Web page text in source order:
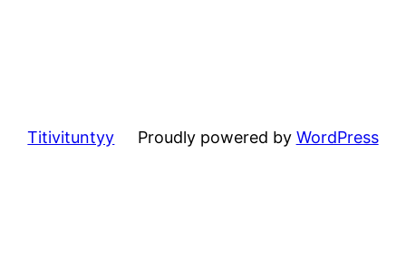
Titivituntyy Proudly powered by WordPress